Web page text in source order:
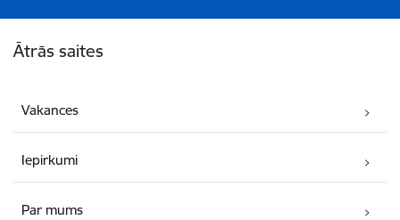
Ātrās saites
Vakances
Iepirkumi
Par mums